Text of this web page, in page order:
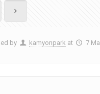
by kamyonpark at 7